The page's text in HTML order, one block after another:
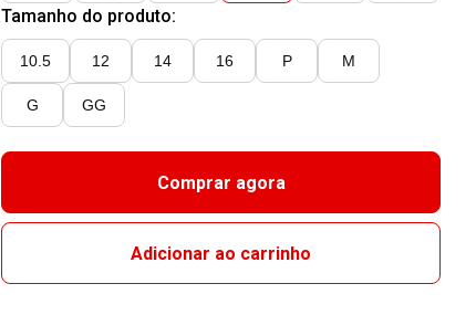
Tamanho do produto:
10.5 12 14 16 P M
G GG
Comprar agora
Adicionar ao carrinho